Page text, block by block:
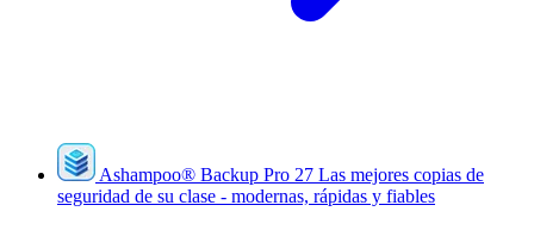
Ashampoo® Backup Pro 27 Las mejores copias de
seguridad de su clase - modernas, rápidas y fiables